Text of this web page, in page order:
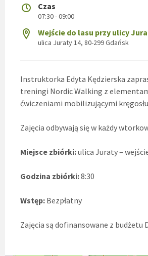
Czas
07:30 - 09:00
Wejście do lasu przy ulicy
ulica Juraty 14, 80-299 Gdańsk
Instruktorka Edyta Kędzierska
treningi Nordic Walking z
ćwiczeniami mobilizującymi
Zajęcia odbywają się w każdy
Miejsce zbiórki:ulica Juraty –
Godzina zbiórki:8:30
Wstęp: Bezpłatny
Zajęcia są dofinansowane z budżetu